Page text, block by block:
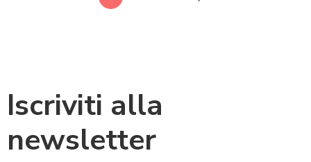
Iscriviti alla
newsletter